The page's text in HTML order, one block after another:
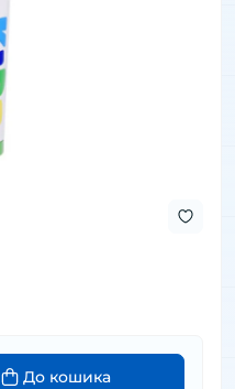
До кошика